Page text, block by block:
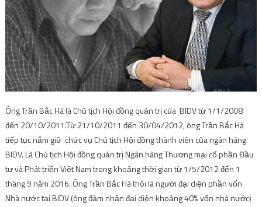
Ông Trần Bắc Hà là Chủ tịch Hội đồng quản trị của BIDV từ 1/1/2008
đến 20/10/2011.Từ 21/10/2011 đến 30/04/2012, ông Trần Bắc Hà
tiếp tục nắm giữ chức vụ Chủ tịch Hội đồng thành viên của ngân hàng
BIDV. Là Chủ tịch Hội đồng quản trị Ngân hàng Thương mại cổ phần Đầu
tư và Phát triển Việt Nam trong khoảng thời gian từ 1/5/2012 đến 1
tháng 9 năm 2016. Ông Trần Bắc Hà thôi là người đại diện phần vốn
Nhà nước tại BIDV (ông đảm nhận đại diện khoảng 40% vốn nhà nước)